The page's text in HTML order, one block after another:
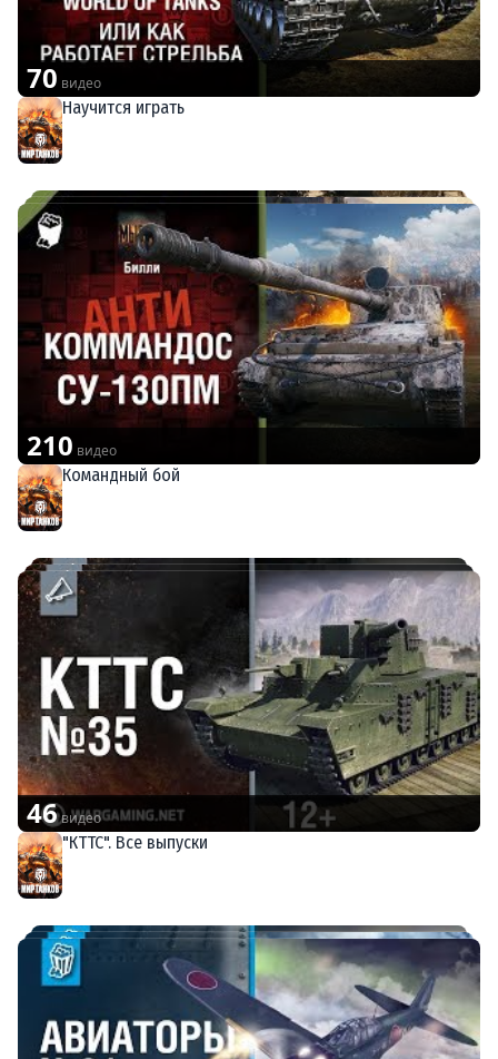
70 видео
Научится играть
210 видео
Командный бой
46видео
"КТТС". Все выпуски